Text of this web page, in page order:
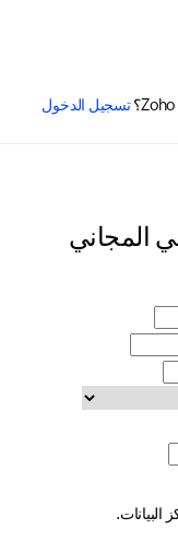
تسجيل الدخول
المجاني
البيانات.